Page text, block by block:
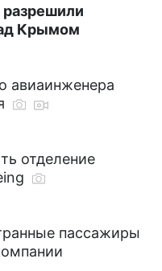
разрешили
Крымом
авиаинженера
отделение
пассажиры